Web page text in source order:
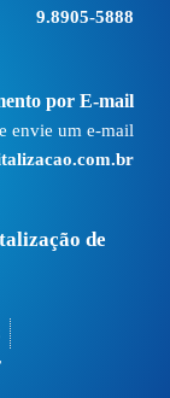
9.8905-5888
por E-mail
envie um e-mail
de